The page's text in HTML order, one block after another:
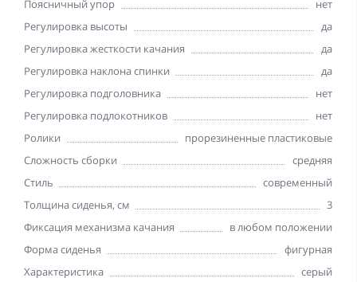
Поясничный упор
нет
Регулировка высоты
да
Регулировка жесткости качания
да
Регулировка наклона спинки
да
Регулировка подголовника
нет
Регулировка подлокотников
нет
Ролики
прорезиненные пластиковые
Сложность сборки
средняя
Стиль
современный
Толщина сиденья, см
3
Фиксация механизма качания
в любом положении
Форма сиденья
фигурная
Характеристика
серый